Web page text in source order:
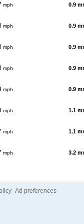
mph 0.9
mph 0.9
mph 0.9
mph 0.9
mph 0.9
mph 1.1
mph 1.1
mph 3.2
Ad preferences